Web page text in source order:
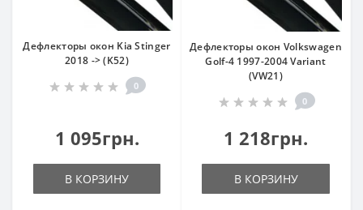
Дефлекторы окон Kia Stinger
2018 -> (K52)
0
1 095грн.
В КОРЗИНУ
Дефлекторы окон Volkswagen
Golf-4 1997-2004 Variant
(VW21)
0
1 218грн.
В КОРЗИНУ